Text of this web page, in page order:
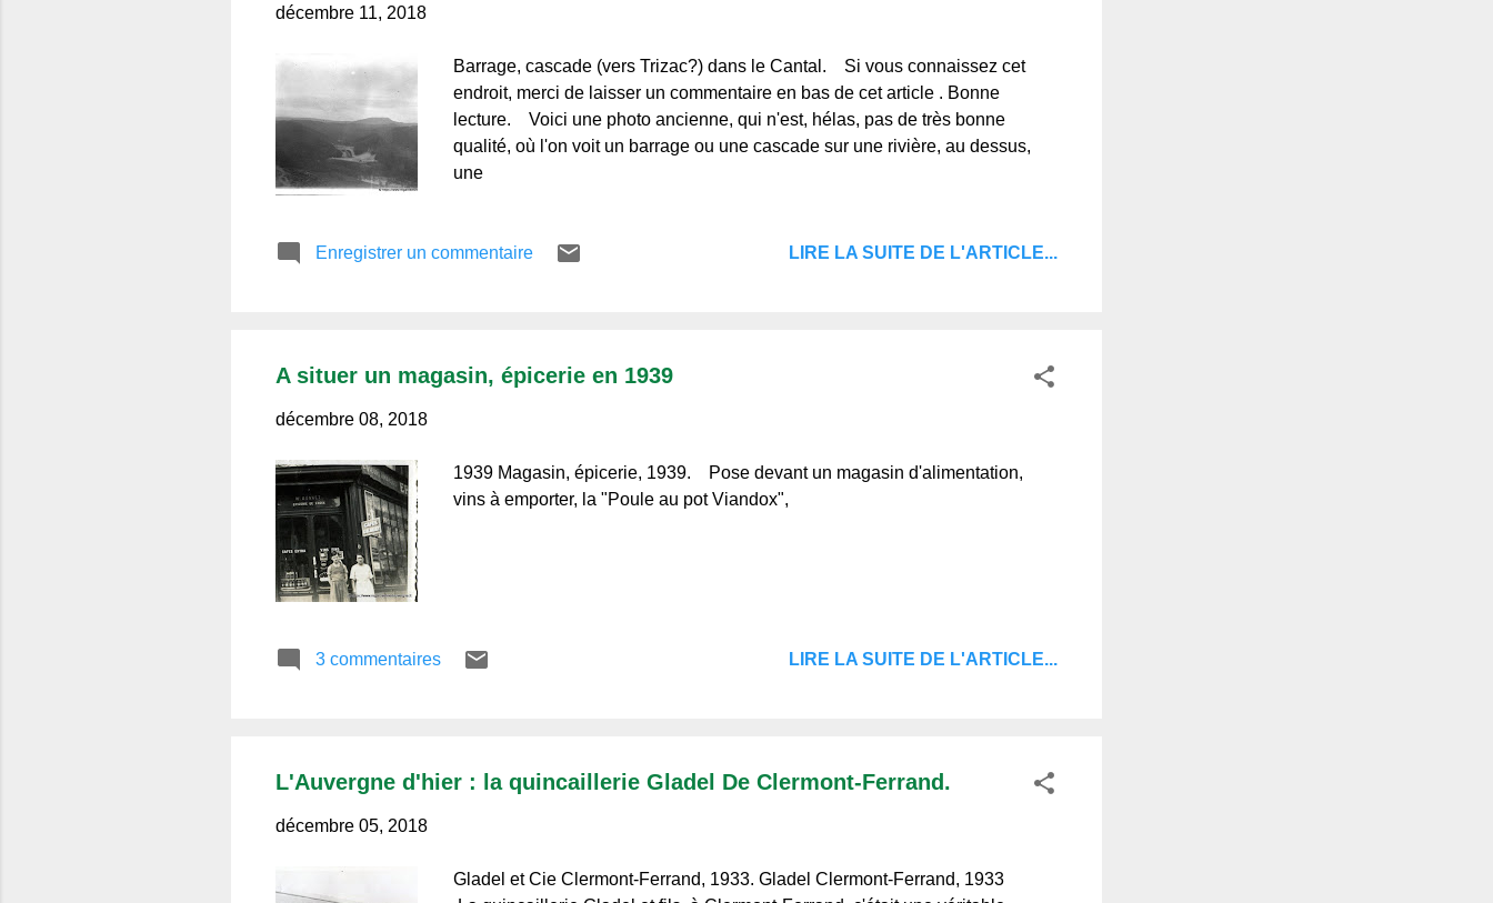
décembre 11, 2018
Barrage, cascade (vers Trizac?) dans le Cantal. Si vous connaissez cet
endroit, merci de laisser un commentaire en bas de cet article . Bonne
lecture. Voici une photo ancienne, qui n'est, hélas, pas de très bonne
qualité, où l'on voit un barrage ou une cascade sur une rivière, au dessus,
une
Enregistrer un commentaire LIRE LA SUITE DE L'ARTICLE...
A situer un magasin, épicerie en 1939
décembre 08, 2018
1939 Magasin, épicerie, 1939. Pose devant un magasin d'alimentation,
vins à emporter, la "Poule au pot Viandox",
3 commentaires LIRE LA SUITE DE L'ARTICLE...
L'Auvergne d'hier : la quincaillerie Gladel De Clermont-Ferrand.
décembre 05, 2018
Gladel et Cie Clermont-Ferrand, 1933. Gladel Clermont-Ferrand, 1933